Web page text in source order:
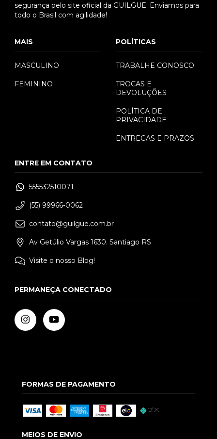
segurança pelo site oficial da GUILGUE. Enviamos para
todo o Brasil com agilidade!
MAIS
MASCULINO
FEMININO
POLÍTICAS
TRABALHE CONOSCO
TROCAS E
DEVOLUÇÕES
POLÍTICA DE
PRIVACIDADE
ENTREGAS E PRAZOS
ENTRE EM CONTATO
555532510071
(55) 99966-0062
contato@guilgue.com.br
Av Getúlio Vargas 1630. Santiago RS
Visite o nosso Blog!
PERMANEÇA CONECTADO
FORMAS DE PAGAMENTO
MEIOS DE ENVIO